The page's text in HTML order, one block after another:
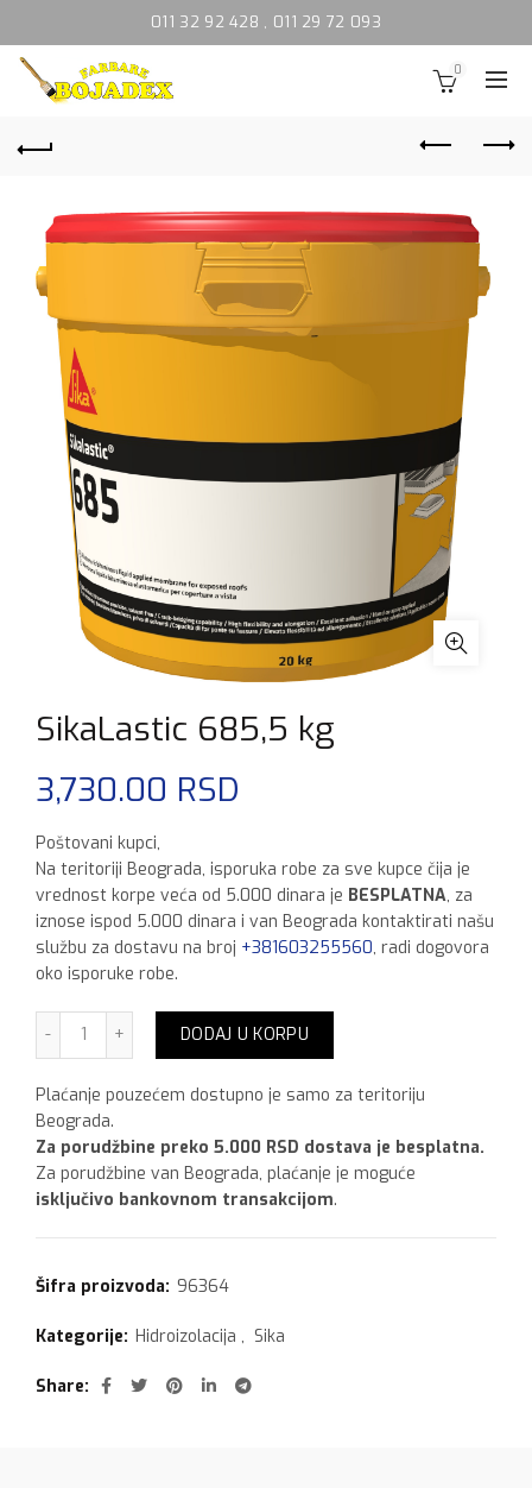
011 32 92 428 , 011 29 72 093
0
SikaLastic 685,5 kg
3,730.00 RSD
Poštovani kupci,
Na teritoriji Beograda, isporuka robe za sve kupce čija je
vrednost korpe veća od 5.000 dinara je BESPLATNA, za
iznose ispod 5.000 dinara i van Beograda kontaktirati našu
službu za dostavu na broj +381603255560, radi dogovora
oko isporuke robe.
SikaLastic 685,5 kg količina
DODAJ U KORPU
Plaćanje pouzećem dostupno je samo za teritoriju
Beograda.
Za porudžbine preko 5.000 RSD dostava je besplatna.
Za porudžbine van Beograda, plaćanje je moguće
isključivo bankovnom transakcijom.
Šifra proizvoda: 96364
Kategorije: Hidroizolacija , Sika
Share